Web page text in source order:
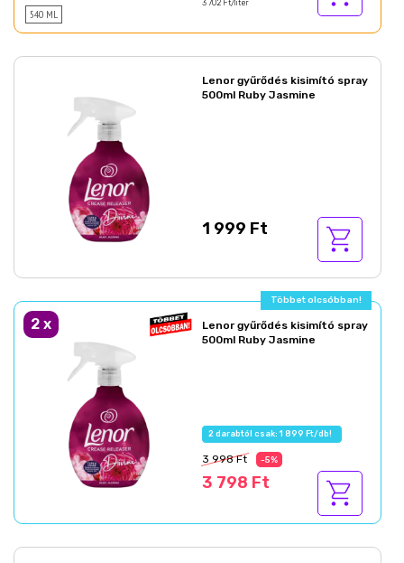
540 ML
3 702 Ft/liter
Lenor gyűrődés kisimító spray
500ml Ruby Jasmine
1 999 Ft
Többet olcsóbban!
2 x
Lenor gyűrődés kisimító spray
500ml Ruby Jasmine
2 darabtól csak: 1 899 Ft/db!
3 998 Ft -5%
3 798 Ft